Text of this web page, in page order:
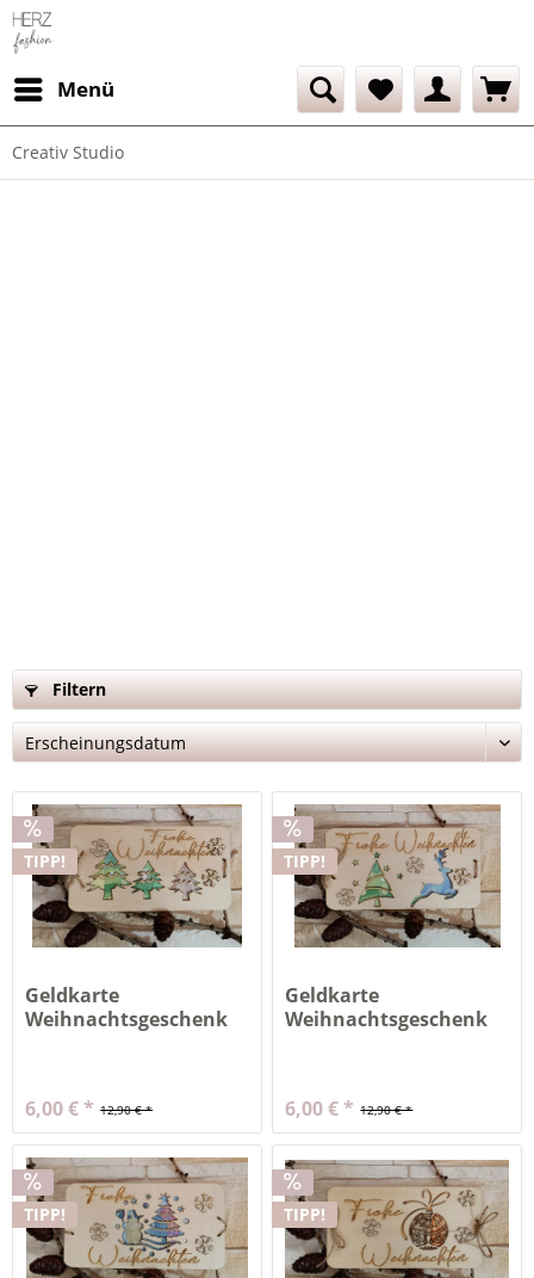
Menü
Creativ Studio
Filtern
TIPP!
Geldkarte
Weihnachtsgeschenk
12,90 € *
6,00 € *
TIPP!
Geldkarte
Weihnachtsgeschenk
12,90 € *
6,00 € *
TIPP! TIPP!